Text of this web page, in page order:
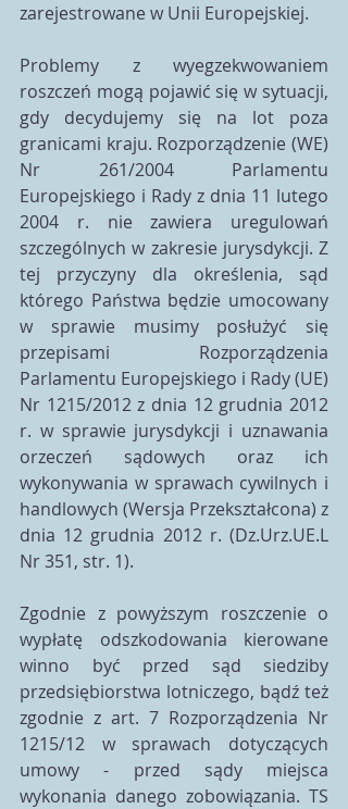
zarejestrowane w Unii Europejskiej.
Problemy z wyegzekwowaniem
roszczeń mogą pojawić się w sytuacji,
gdy decydujemy się na lot poza
granicami kraju. Rozporządzenie (WE)
Nr 261/2004 Parlamentu
Europejskiego i Rady z dnia 11 lutego
2004 r. nie zawiera uregulowań
szczególnych w zakresie jurysdykcji. Z
tej przyczyny dla określenia, sąd
którego Państwa będzie umocowany
w sprawie musimy posłużyć się
przepisami Rozporządzenia
Parlamentu Europejskiego i Rady (UE)
Nr 1215/2012 z dnia 12 grudnia 2012
r. w sprawie jurysdykcji i uznawania
orzeczeń sądowych oraz ich
wykonywania w sprawach cywilnych i
handlowych (Wersja Przekształcona) z
dnia 12 grudnia 2012 r. (Dz.Urz.UE.L
Nr 351, str. 1).
Zgodnie z powyższym roszczenie o
wypłatę odszkodowania kierowane
winno być przed sąd siedziby
przedsiębiorstwa lotniczego, bądź też
zgodnie z art. 7 Rozporządzenia Nr
1215/12 w sprawach dotyczących
umowy - przed sądy miejsca
wykonania danego zobowiązania. TS